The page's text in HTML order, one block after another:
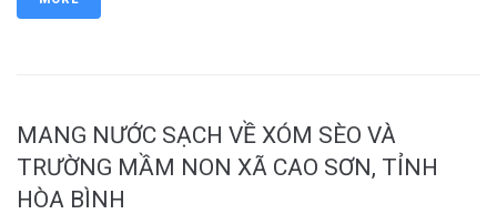
MANG NƯỚC SẠCH VỀ XÓM SÈO VÀ
TRƯỜNG MẦM NON XÃ CAO SƠN, TỈNH
HÒA BÌNH